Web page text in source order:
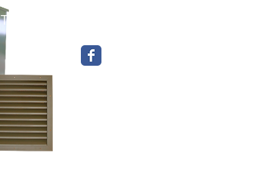
Tel. : 05 46 70 74 61​​